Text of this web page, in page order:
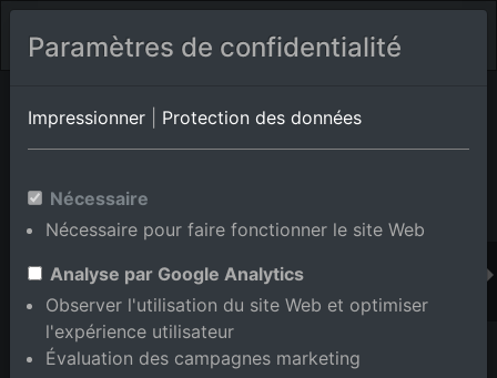
Album de lieux Eggenstein-Leopoldshafen/Leopoldshafen
Bade-Wurtemberg,Allemagne
Ajouter au panier int.
Paramètres de confidentialité
Impressionner Protection des données
Nécessaire
Nécessaire pour faire fonctionner le site Web
Analyse par Google Analytics
Observer l'utilisation du site Web et optimiser
l'expérience utilisateur
Évaluation des campagnes marketing